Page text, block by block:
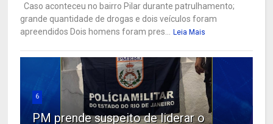
Caso aconteceu no bairro Pilar durante patrulhamento;
grande quantidade de drogas e dois veículos foram
apreendidos Dois homens foram pres...
Leia Mais
6
PM prende suspeito de liderar o